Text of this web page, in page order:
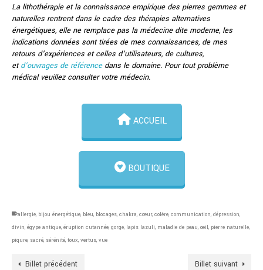
produit
a
plusieurs
variations.
Les
options
peuvent
la
La lithothérapie et la connaissance empirique des pierres gemmes et
naturelles rentrent dans le cadre des thérapies alternatives
énergétiques, elle ne remplace pas la médecine dite moderne, les
indications données sont tirées de mes connaissances, de mes
retours d’expériences et celles d’utilisateurs, de cultures,
etd’ouvrages de référencedans le domaine. Pour tout problème
médical veuillez consulter votre médecin.
ACCUEIL
BOUTIQUE
allergie, bijou énergétique, bleu, blocages, chakra, cœur, colère, communication, dépression,
divin, égype antique, éruption cutannée, gorge, lapis lazuli, maladie de peau, œil, pierre naturelle,
piqure, sacré, sérénité, toux, vertus, vue
Billet précédent Billet suivant